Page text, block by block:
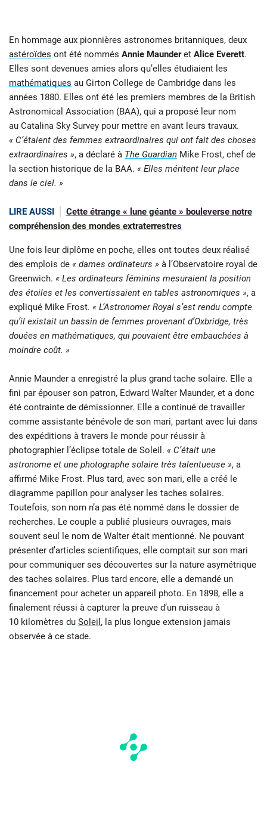
En hommage aux pionnières astronomes britanniques, deux
astéroïdes ont été nommés Annie Maunderet Alice Everett.
Elles sont devenues amies alors qu’elles étudiaient les
mathématiques au Girton College de Cambridge dans les
années 1880. Elles ont été les premiers membres de la British
Astronomical Association (BAA), qui a proposé leur nom
au Catalina Sky Survey pour mettre en avant leurs travaux.
« C’étaient des femmes extraordinaires qui ont fait des choses
extraordinaires », a déclaré à The Guardian Mike Frost, chef de
la section historique de la BAA. « Elles méritent leur place
dans le ciel. »
LIRE AUSSI
Cette étrange « lune géante » bouleverse notre
compréhension des mondes extraterrestres
Une fois leur diplôme en poche, elles ont toutes deux réalisé
des emplois de « dames ordinateurs » à l’Observatoire royal de
Greenwich. « Les ordinateurs féminins mesuraient la position
des étoiles et les convertissaient en tables astronomiques », a
expliqué Mike Frost. « L’Astronomer Royal s’est rendu compte
qu’il existait un bassin de femmes provenant d’Oxbridge, très
douées en mathématiques, qui pouvaient être embauchées à
moindre coût. »
Annie Maunder a enregistré la plus grand tache solaire. Elle a
fini par épouser son patron, Edward Walter Maunder, et a donc
été contrainte de démissionner. Elle a continué de travailler
comme assistante bénévole de son mari, partant avec lui dans
des expéditions à travers le monde pour réussir à
photographier l’éclipse totale de Soleil. « C’était une
astronome et une photographe solaire très talentueuse », a
affirmé Mike Frost. Plus tard, avec son mari, elle a créé le
diagramme papillon pour analyser les taches solaires.
Toutefois, son nom n’a pas été nommé dans le dossier de
recherches. Le couple a publié plusieurs ouvrages, mais
souvent seul le nom de Walter était mentionné. Ne pouvant
présenter d’articles scientifiques, elle comptait sur son mari
pour communiquer ses découvertes sur la nature asymétrique
des taches solaires. Plus tard encore, elle a demandé un
financement pour acheter un appareil photo. En 1898, elle a
finalement réussi à capturer la preuve d’un ruisseau à
10 kilomètres du Soleil , la plus longue extension jamais
observée à ce stade.